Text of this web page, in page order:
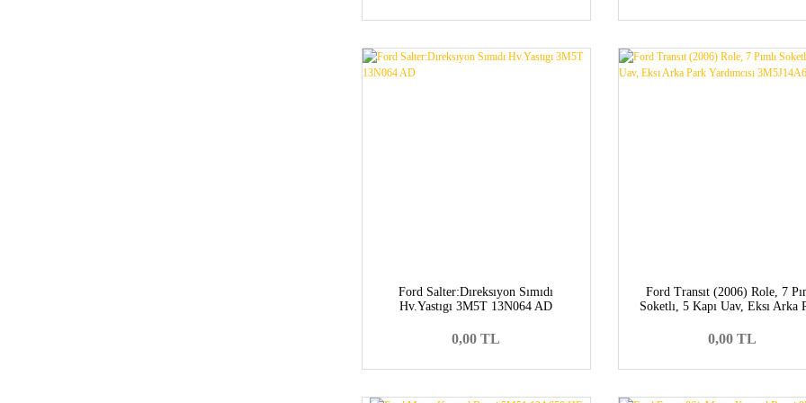
Ford Salter:Dıreksıyon Sımıdı
Hv.Yastıgı 3M5T 13N064 AD
0,00 TL
Ford Transıt (2006) Role, 7
Soketlı, 5 Kapı Uav, Eksı Arka
0,00 TL